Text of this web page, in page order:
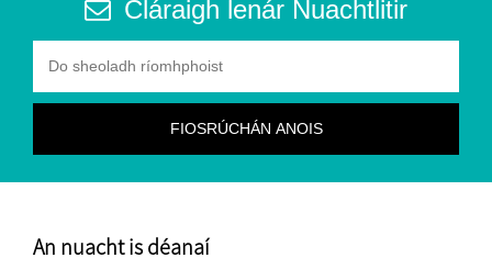
Cláraigh lenár Nuachtlitir
An nuacht is déanaí